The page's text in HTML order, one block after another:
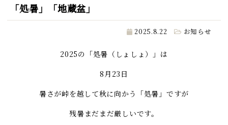
「処暑」「地蔵盆」
2025.8.22 お知らせ
2025の「処暑（しょしょ）」は
8月23日
暑さが峠を越して秋に向かう「処暑」ですが
残暑まだまだ厳しいです。